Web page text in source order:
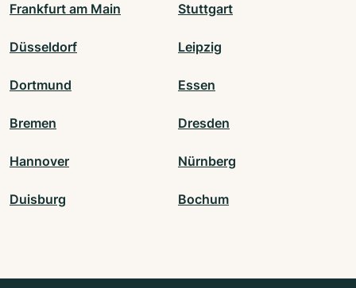
Frankfurt am Main Stuttgart
Düsseldorf Leipzig
Dortmund Essen
Bremen Dresden
Hannover Nürnberg
Duisburg Bochum